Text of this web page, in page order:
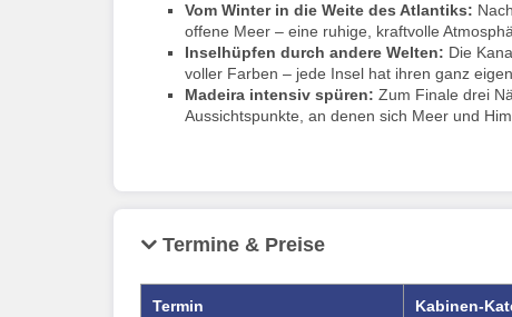
Vom Winter in die Weite des Atlantiks:
offene Meer – eine ruhige, kraftvolle
Inselhüpfen durch andere Welten: Die
voller Farben – jede Insel hat ihren ganz
Madeira intensiv spüren: Zum Finale drei
Aussichtspunkte, an denen sich Meer und
Termine & Preise
Termin Kabinen-